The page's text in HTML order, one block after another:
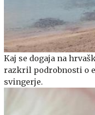
Kaj se dogaja na
razkril podrobnosti o
svingerje.